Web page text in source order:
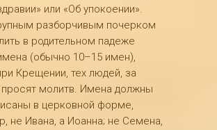
или «Об упокоении».
разборчивым почерком
в родительном падеже
(обычно 10–15 имен),
Крещении, тех людей, за
молитв. Имена должны
в церковной форме,
не Ивана, а Иоанна; не Семена,